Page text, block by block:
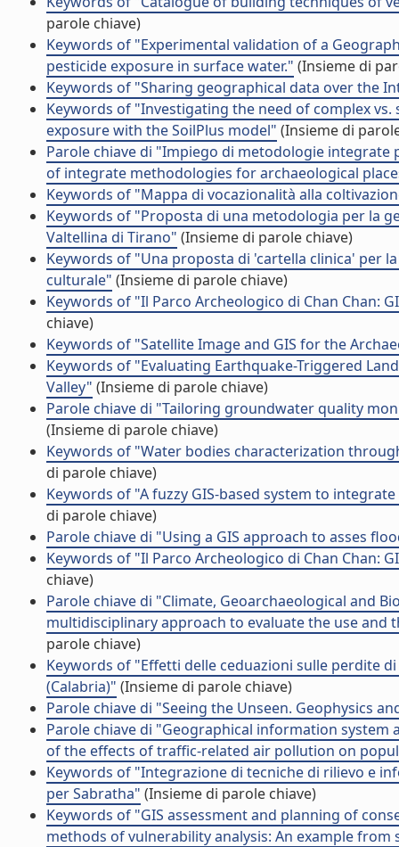
parole chiave)
Keywords of "Experimental validation of a
pesticide exposure in surface water." (Insieme di
Keywords of "Sharing geographical data over the
Keywords of "Investigating the need of complex
exposure with the SoilPlus model" (Insieme di
Parole chiave di "Impiego di metodologie
of integrate methodologies for archaeological
Keywords of "Mappa di vocazionalità alla
Keywords of "Proposta di una metodologia per la
Valtellina di Tirano" (Insieme di parole chiave)
Keywords of "Una proposta di 'cartella clinica' per
culturale" (Insieme di parole chiave)
Keywords of "Il Parco Archeologico di Chan Chan:
chiave)
Keywords of "Satellite Image and GIS for the
Keywords of "Evaluating Earthquake-Triggered
Valley" (Insieme di parole chiave)
Parole chiave di "Tailoring groundwater quality
(Insieme di parole chiave)
Keywords of "Water bodies characterization
di parole chiave)
Keywords of "A fuzzy GIS-based system to
di parole chiave)
Parole chiave di "Using a GIS approach to asses
Keywords of "Il Parco Archeologico di Chan Chan:
chiave)
Parole chiave di "Climate, Geoarchaeological and
multidisciplinary approach to evaluate the use and
parole chiave)
Keywords of "Effetti delle ceduazioni sulle perdite
(Calabria)" (Insieme di parole chiave)
Parole chiave di "Seeing the Unseen. Geophysics
Parole chiave di "Geographical information
of the effects of traffic-related air pollution on
Keywords of "Integrazione di tecniche di rilievo e
per Sabratha" (Insieme di parole chiave)
Keywords of "GIS assessment and planning of
methods of vulnerability analysis: An example